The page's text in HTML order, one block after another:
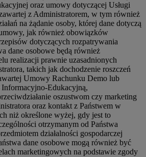
oraz umowy dotyczącej Usługi
z Administratorem, w tym również
na żądanie osoby, której dane dotyczą
jak również obowiązków
dotyczących rozpatrywania
dane osobowe będą również
realizacji prawnie uzasadnionych
takich jak dochodzenie roszczeń
Umowy Rachunku Demo lub
Edukacyjną,
oszustwom czy marketing
oraz kontakt z Państwem w
niż określone wyżej, gdy jest to
otrzymanym od Państwa
działalności gospodarczej
dane osobowe mogą również być
marketingowych na podstawie zgody